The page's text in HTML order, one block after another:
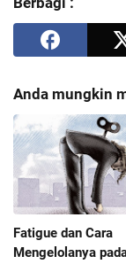
Anda mungkin
Fatigue dan Cara
Mengelolanya